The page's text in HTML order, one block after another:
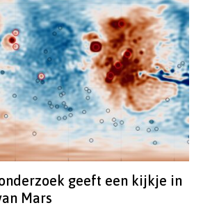
geeft een kijkje in
Mars